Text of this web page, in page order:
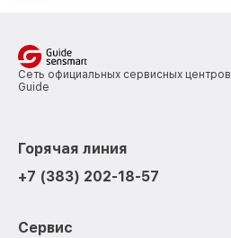
Сеть официальных сервисных центров
Guide
Горячая линия
+7 (383) 202-18-57
Сервис